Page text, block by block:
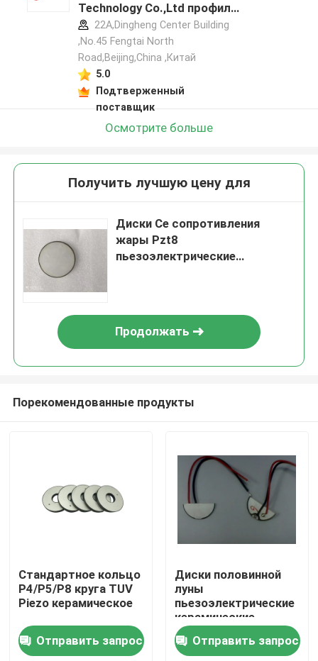
Продукты
О нас
Technology Co.,Ltd профиль
производителя
22A,Dingheng Center Building
,No.45 Fengtai North
Road,Beijing,China ,Китай
5.0
Подтверженный
поставщик
Осмотрите больше
Получить лучшую цену для
Диски Ce сопротивления
жары Pzt8
пьезоэлектрические
Продолжать
Порекомендованные продукты
Стандартное кольцо
P4/P5/P8 круга TUV
Piezo керамическое
Отправить запрос
Диски половинной
луны
пьезоэлектрические
керамические
Отправить запрос